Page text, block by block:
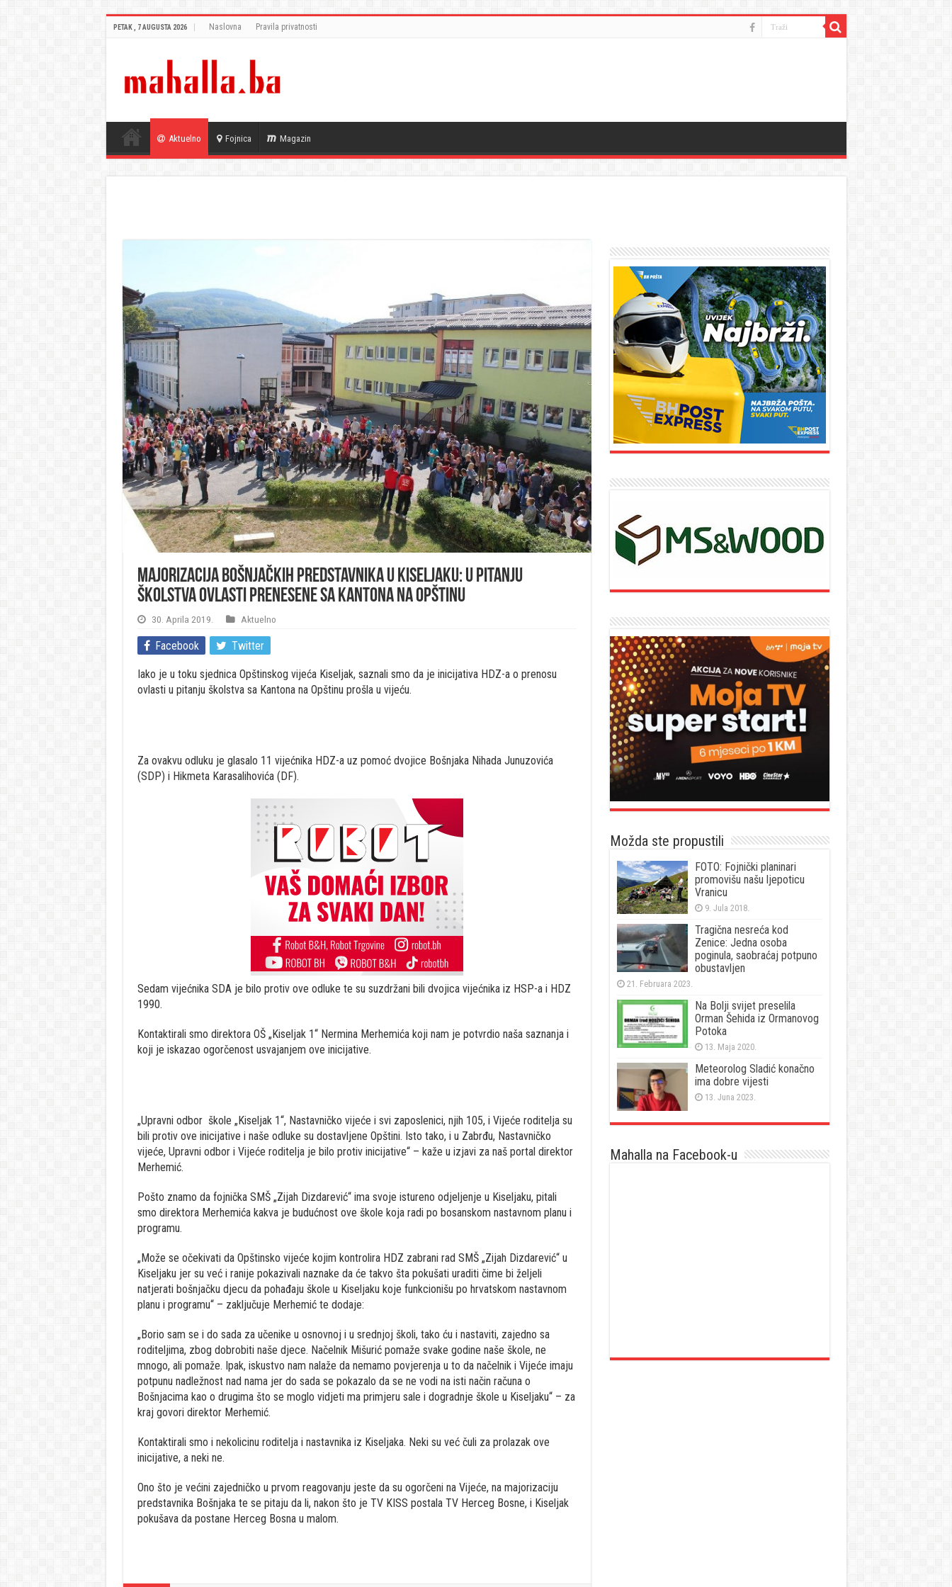
PETAK , 7 AUGUSTA 2026 Naslovna Pravila privatnosti
Aktuelno Fojnica Magazin
Majorizacija bošnjačkih predstavnika u Kiseljaku: U pitanju
školstva ovlasti prenesene sa Kantona na Opštinu
30. Aprila 2019. Aktuelno
Facebook Twitter
Iako je u toku sjednica Opštinskog vijeća Kiseljak, saznali smo da je inicijativa HDZ-a o prenosu
ovlasti u pitanju školstva sa Kantona na Opštinu prošla u vijeću.
Za ovakvu odluku je glasalo 11 vijećnika HDZ-a uz pomoć dvojice Bošnjaka Nihada Junuzovića
(SDP) i Hikmeta Karasalihovića (DF).
Sedam vijećnika SDA je bilo protiv ove odluke te su suzdržani bili dvojica vijećnika iz HSP-a i HDZ
1990.
Kontaktirali smo direktora OŠ „Kiseljak 1“ Nermina Merhemića koji nam je potvrdio naša saznanja i
koji je iskazao ogorčenost usvajanjem ove inicijative.
„Upravni odbor škole „Kiseljak 1“, Nastavničko vijeće i svi zaposlenici, njih 105, i Vijeće roditelja su
bili protiv ove inicijative i naše odluke su dostavljene Opštini. Isto tako, i u Zabrđu, Nastavničko
vijeće, Upravni odbor i Vijeće roditelja je bilo protiv inicijative“ – kaže u izjavi za naš portal direktor
Merhemić.
Pošto znamo da fojnička SMŠ „Zijah Dizdarević“ ima svoje istureno odjeljenje u Kiseljaku, pitali
smo direktora Merhemića kakva je budućnost ove škole koja radi po bosanskom nastavnom planu i
programu.
„Može se očekivati da Opštinsko vijeće kojim kontrolira HDZ zabrani rad SMŠ „Zijah Dizdarević“ u
Kiseljaku jer su već i ranije pokazivali naznake da će takvo šta pokušati uraditi čime bi željeli
natjerati bošnjačku djecu da pohađaju škole u Kiseljaku koje funkcionišu po hrvatskom nastavnom
planu i programu“ – zaključuje Merhemić te dodaje:
„Borio sam se i do sada za učenike u osnovnoj i u srednjoj školi, tako ću i nastaviti, zajedno sa
roditeljima, zbog dobrobiti naše djece. Načelnik Mišurić pomaže svake godine naše škole, ne
mnogo, ali pomaže. Ipak, iskustvo nam nalaže da nemamo povjerenja u to da načelnik i Vijeće imaju
potpunu nadležnost nad nama jer do sada se pokazalo da se ne vodi na isti način računa o
Bošnjacima kao o drugima što se moglo vidjeti ma primjeru sale i dogradnje škole u Kiseljaku“ – za
kraj govori direktor Merhemić.
Kontaktirali smo i nekolicinu roditelja i nastavnika iz Kiseljaka. Neki su već čuli za prolazak ove
inicijative, a neki ne.
Ono što je većini zajedničko u prvom reagovanju jeste da su ogorčeni na Vijeće, na majorizaciju
predstavnika Bošnjaka te se pitaju da li, nakon što je TV KISS postala TV Herceg Bosne, i Kiseljak
pokušava da postane Herceg Bosna u malom.
Možda ste propustili
FOTO: Fojnički planinari
promovišu našu ljepoticu
Vranicu
9. Jula 2018.
Tragična nesreća kod
Zenice: Jedna osoba
poginula, saobraćaj potpuno
obustavljen
21. Februara 2023.
Na Bolji svijet preselila
Orman Šehida iz Ormanovog
Potoka
13. Maja 2020.
Meteorolog Sladić konačno
ima dobre vijesti
13. Juna 2023.
Mahalla na Facebook-u